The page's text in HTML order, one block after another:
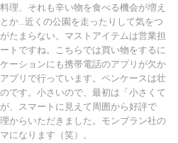
理、それも辛い物を食べる機会が増え
か…近くの公園を走ったりして気をつ
たまらない。マストアイテムは営業担
トですね。こちらでは買い物をするに
ーションにも携帯電話のアプリが欠か
プリで行っています。ペンケースは壮
です。小さいので、最初は「小さくて
、スマートに見えて周囲から好評で
からいただきました。モンブラン社の
になります（笑）。